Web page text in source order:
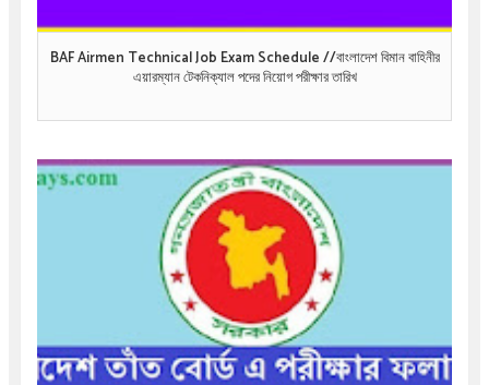
BAF Airmen Technical Job Exam Schedule //বাংলাদেশ বিমান বাহিনীর
এয়ারম্যান টেকনিক্যাল পদের নিয়োগ পরীক্ষার তারিখ